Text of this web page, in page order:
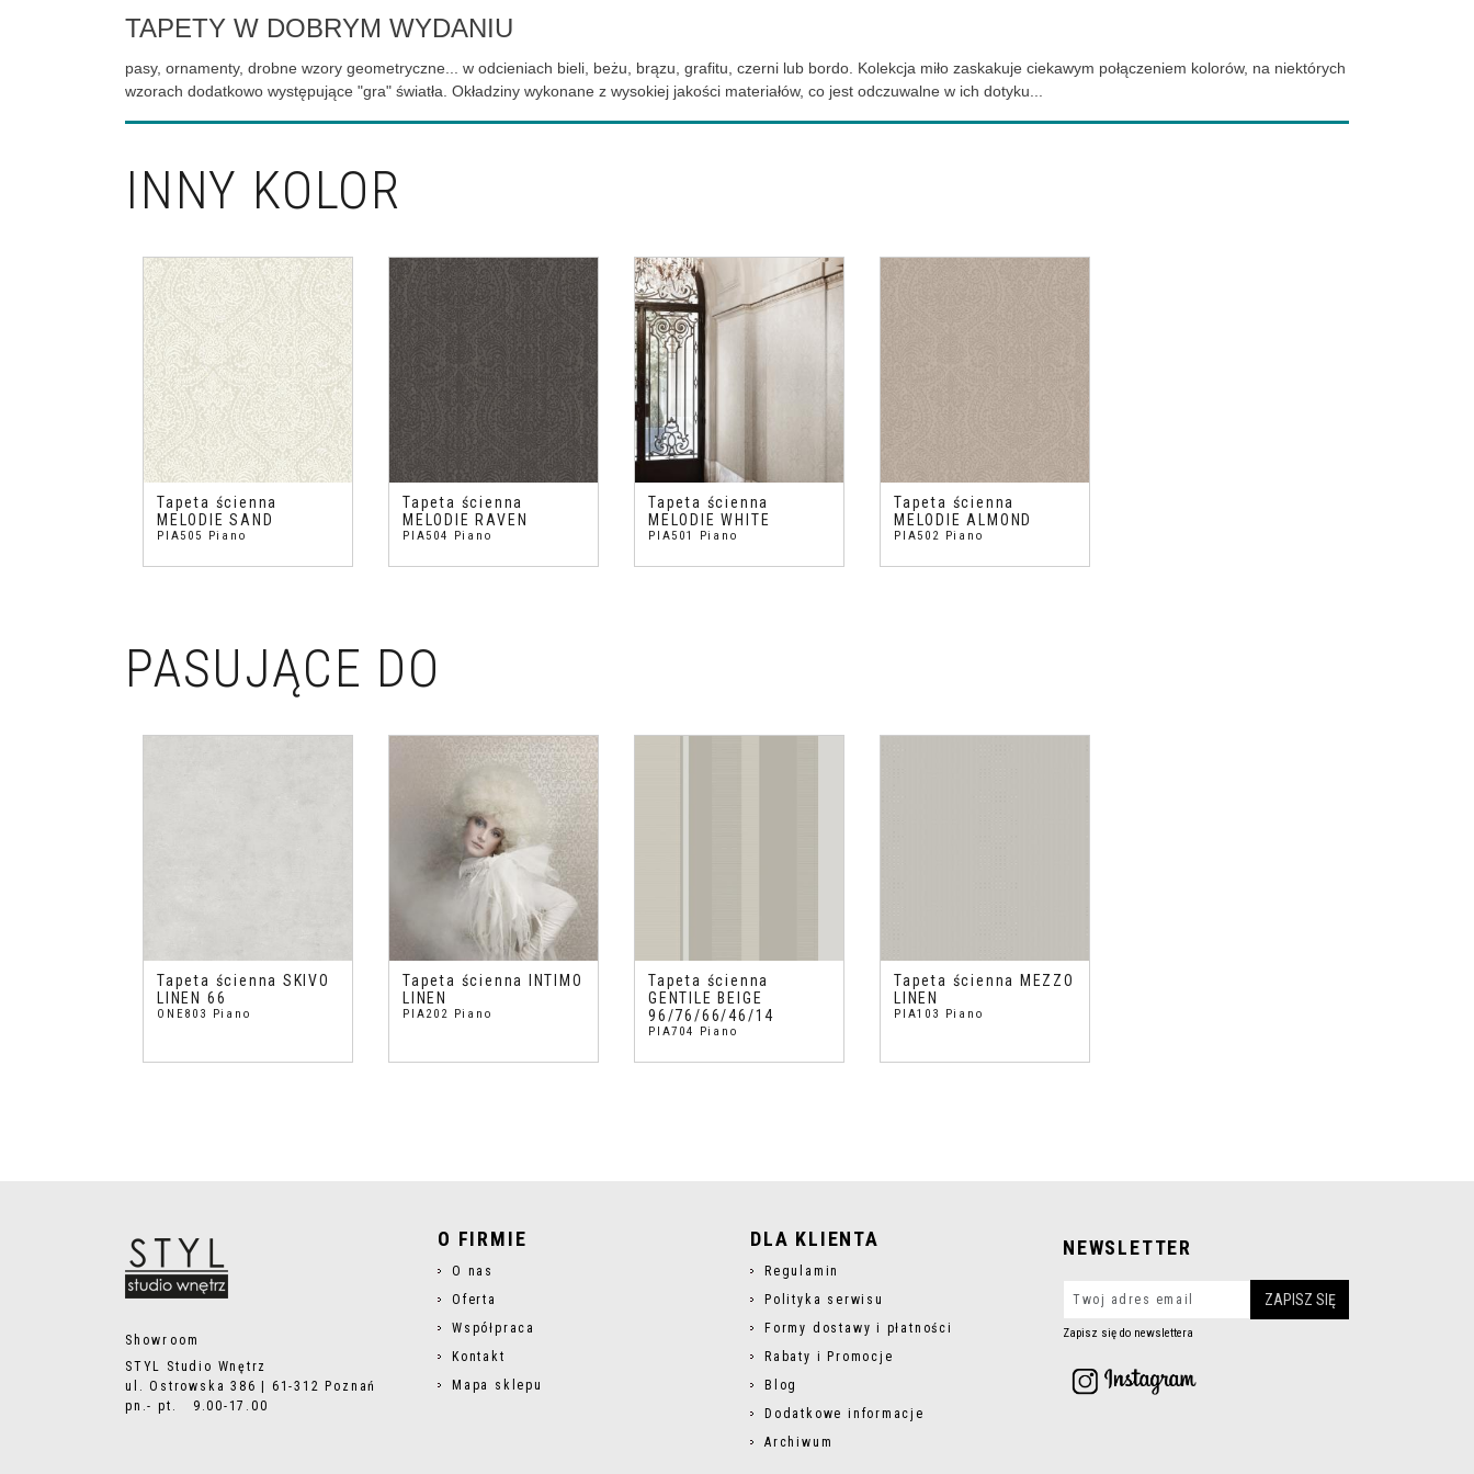
TAPETY W DOBRYM WYDANIU
pasy, ornamenty, drobne wzory geometryczne... w odcieniach bieli, beżu, brązu, grafitu, czerni lub bordo. Kolekcja miło zaskakuje ciekawym połączeniem kolorów, na niektórych
wzorach dodatkowo występujące "gra" światła. Okładziny wykonane z wysokiej jakości materiałów, co jest odczuwalne w ich dotyku...
INNY KOLOR
Tapeta ścienna
MELODIE SAND
PIA505 Piano
Tapeta ścienna
MELODIE RAVEN
PIA504 Piano
Tapeta ścienna
MELODIE WHITE
PIA501 Piano
Tapeta ścienna
MELODIE ALMOND
PIA502 Piano
PASUJĄCE DO
Tapeta ścienna SKIVO
LINEN 66
ONE803 Piano
Tapeta ścienna INTIMO
LINEN
PIA202 Piano
Tapeta ścienna
GENTILE BEIGE
96/76/66/46/14
PIA704 Piano
Tapeta ścienna MEZZO
LINEN
PIA103 Piano
Showroom
STYL Studio Wnętrz
ul. Ostrowska 386 | 61-312 Poznań
pn.- pt. 9.00-17.00
O FIRMIE
O nas
Oferta
Współpraca
Kontakt
Mapa sklepu
DLA KLIENTA
Regulamin
Polityka serwisu
Formy dostawy i płatności
Rabaty i Promocje
Blog
Dodatkowe informacje
Archiwum
NEWSLETTER
Zapisz się do newslettera